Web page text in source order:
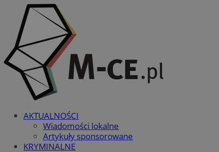
AKTUALNOŚCI
Wiadomości lokalne
Artykuły sponsorowane
KRYMINALNE